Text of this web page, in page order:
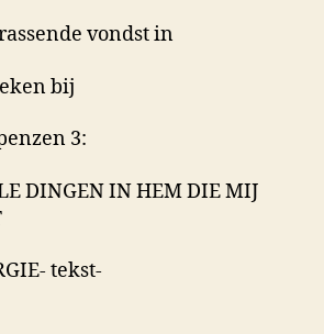
vondst in
bij
3:
DINGEN IN HEM DIE MIJ
tekst-